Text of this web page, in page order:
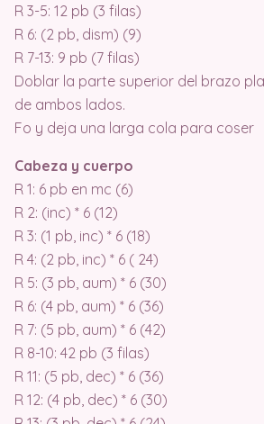
R 3-5: 12 pb (3 filas)
R 6: (2 pb, dism) (9)
R 7-13: 9 pb (7 filas)
Doblar la parte superior del brazo
de ambos lados.
Fo y deja una larga cola para coser
Cabeza y cuerpo
R 1: 6 pb en mc (6)
R 2: (inc) * 6 (12)
R 3: (1 pb, inc) * 6 (18)
R 4: (2 pb, inc) * 6 ( 24)
R 5: (3 pb, aum) * 6 (30)
R 6: (4 pb, aum) * 6 (36)
R 7: (5 pb, aum) * 6 (42)
R 8-10: 42 pb (3 filas)
R 11: (5 pb, dec) * 6 (36)
R 12: (4 pb, dec) * 6 (30)